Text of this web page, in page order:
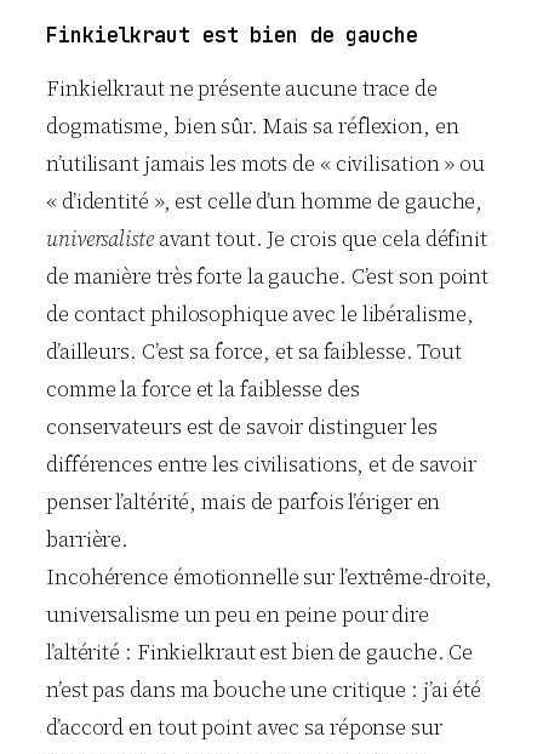
Finkielkraut est bien de gauche
Finkielkraut ne présente aucune trace de
dogmatisme, bien sûr. Mais sa réflexion, en
n’utilisant jamais les mots de « civilisation » ou
« d’identité », est celle d’un homme de gauche,
universalisteavant tout. Je crois que cela définit
de manière très forte la gauche. C’est son point
de contact philosophique avec le libéralisme,
d’ailleurs. C’est sa force, et sa faiblesse. Tout
comme la force et la faiblesse des
conservateurs est de savoir distinguer les
différences entre les civilisations, et de savoir
penser l’altérité, mais de parfois l’ériger en
barrière.
Incohérence émotionnelle sur l’extrême-droite,
universalisme un peu en peine pour dire
l’altérité : Finkielkraut est bien de gauche. Ce
n’est pas dans ma bouche une critique : j’ai été
d’accord en tout point avec sa réponse sur